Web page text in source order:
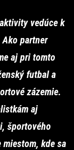
vedúce k
partner
aj pri tomto
futbal a
zázemie.
aj
športového
miestom, kde sa